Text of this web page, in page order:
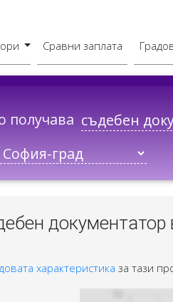
Сравни заплата
получава
характеристика за тази